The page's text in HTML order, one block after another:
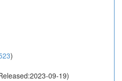
)
09-19)